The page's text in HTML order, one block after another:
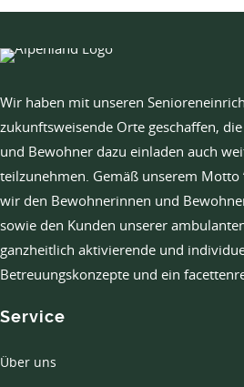
Wir haben mit unseren
zukunftsweisende Orte geschaffen,
und Bewohner dazu einladen auch
teilzunehmen. Gemäß unserem Motto
wir den Bewohnerinnen und
sowie den Kunden unserer
ganzheitlich aktivierende und
Betreuungskonzepte und ein
Service
Über uns